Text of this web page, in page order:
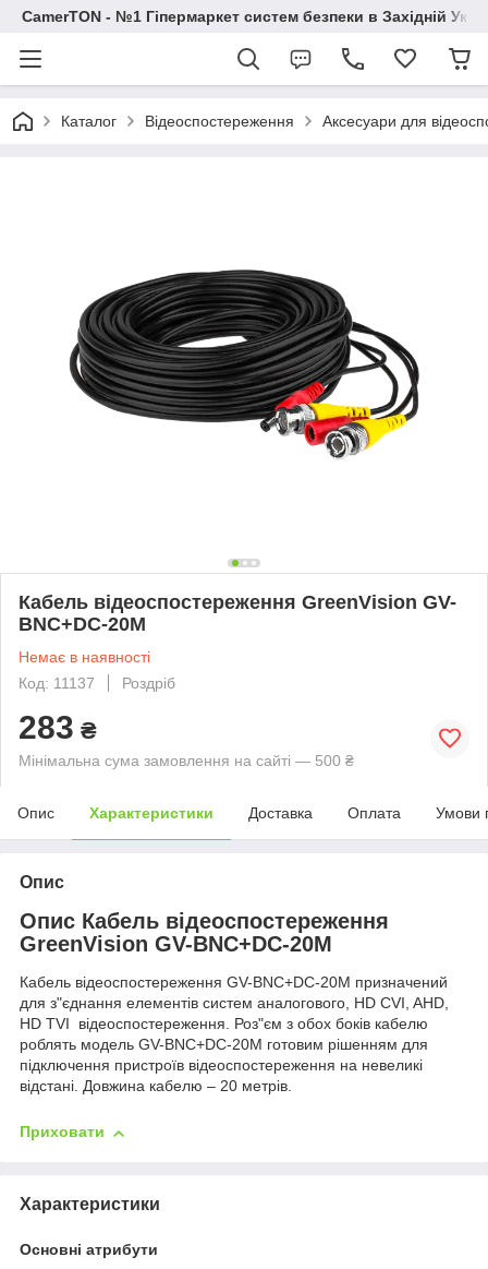
CamerTON - №1 Гіпермаркет систем безпеки в Західній
Каталог Відеоспостереження Аксесуари для
Кабель відеоспостереження GreenVision GV-
BNC+DC-20M
Немає в наявності
Код: 11137
Роздріб
283 ₴
Мінімальна сума замовлення на сайті — 500 ₴
Опис Характеристики Доставка Оплата Умови
Опис
Опис Кабель відеоспостереження
GreenVision GV-BNC+DC-20M
Кабель відеоспостереження GV-BNC+DC-20M призначений
для з"єднання елементів систем аналогового, HD CVI, AHD,
HD TVI відеоспостереження. Роз"єм з обох боків кабелю
роблять модель GV-BNC+DC-20M готовим рішенням для
підключення пристроїв відеоспостереження на невеликі
відстані. Довжина кабелю – 20 метрів.
Приховати
Характеристики
Основні атрибути